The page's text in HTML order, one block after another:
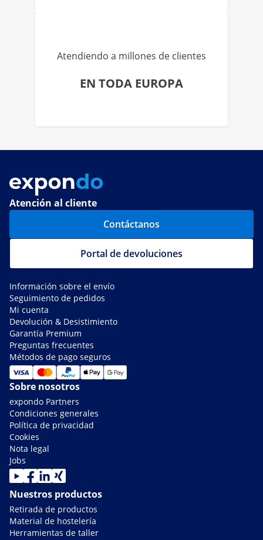
Atendiendo a millones de clientes
EN TODA EUROPA
Atención al cliente
Contáctanos
Portal de devoluciones
Información sobre el envío
Seguimiento de pedidos
Mi cuenta
Devolución & Desistimiento
Garantía Premium
Preguntas frecuentes
Métodos de pago seguros
Sobre nosotros
expondo Partners
Condiciones generales
Política de privacidad
Cookies
Nota legal
Jobs
Nuestros productos
Retirada de productos
Material de hostelería
Herramientas de taller